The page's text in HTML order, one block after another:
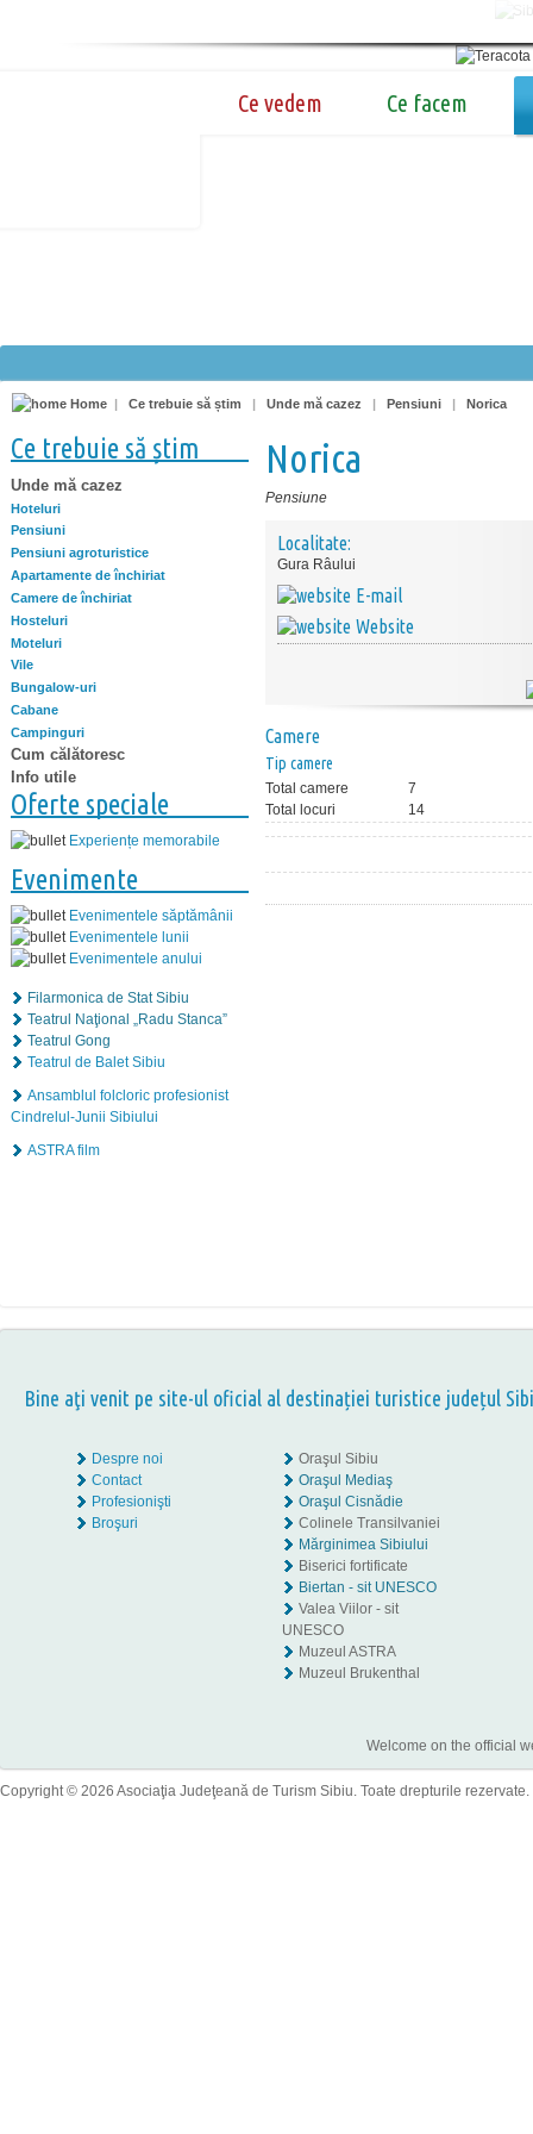
Ce vedem Ce facem
Home | Ce trebuie să știm | Unde mă cazez | Pensiuni | Norica
Ce trebuie să știm
Unde mă cazez
Hoteluri
Pensiuni
Pensiuni agroturistice
Apartamente de închiriat
Camere de închiriat
Hosteluri
Moteluri
Vile
Bungalow-uri
Cabane
Campinguri
Cum călătoresc
Info utile
Oferte speciale
Experiențe memorabile
Evenimente
Evenimentele săptămânii
Evenimentele lunii
Evenimentele anului
Filarmonica de Stat Sibiu
Teatrul Naţional „Radu Stanca”
Teatrul Gong
Teatrul de Balet Sibiu
Ansamblul folcloric profesionist
Cindrelul-Junii Sibiului
ASTRA film
Norica
Pensiune
Localitate:
Gura Râului
E-mail
Website
Camere
Tip camere
Total camere
7
Total locuri
14
Bine aţi venit pe site-ul oficial al destinației turistice județul
Despre noi
Contact
Profesionişti
Broşuri
Oraşul Sibiu
Oraşul Mediaş
Oraşul Cisnădie
Colinele Transilvaniei
Mărginimea Sibiului
Biserici fortificate
Biertan - sit UNESCO
Valea Viilor - sit
UNESCO
Muzeul ASTRA
Muzeul Brukenthal
Welcome on the official
Copyright © 2026 Asociaţia Judeţeană de Turism Sibiu. Toate drepturile rezervate.